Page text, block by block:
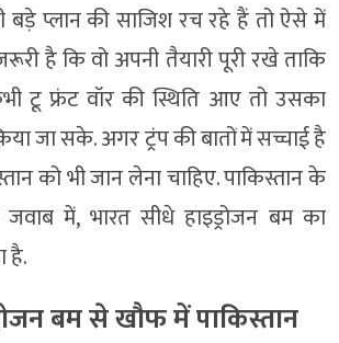
बड़े प्लान की साजिश रच रहे हैं तो ऐसे में
है कि वो अपनी तैयारी पूरी रखे ताकि
टू फ्रंट वॉर की स्थिति आए तो उसका
जा सके. अगर ट्रंप की बातों में सच्चाई है
को भी जान लेना चाहिए. पाकिस्तान के
में, भारत सीधे हाइड्रोजन बम का
है.
बम से खौफ में पाकिस्तान